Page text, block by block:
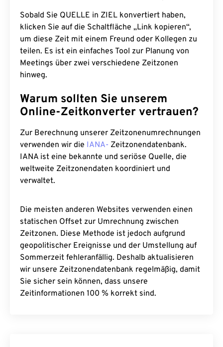
Sobald Sie QUELLE in ZIEL konvertiert haben,
klicken Sie auf die Schaltfläche „Link kopieren“,
um diese Zeit mit einem Freund oder Kollegen zu
teilen. Es ist ein einfaches Tool zur Planung von
Meetings über zwei verschiedene Zeitzonen
hinweg.
Warum sollten Sie unserem
Online-Zeitkonverter vertrauen?
Zur Berechnung unserer Zeitzonenumrechnungen
verwenden wir die IANA- Zeitzonendatenbank.
IANA ist eine bekannte und seriöse Quelle, die
weltweite Zeitzonendaten koordiniert und
verwaltet.
Die meisten anderen Websites verwenden einen
statischen Offset zur Umrechnung zwischen
Zeitzonen. Diese Methode ist jedoch aufgrund
geopolitischer Ereignisse und der Umstellung auf
Sommerzeit fehleranfällig. Deshalb aktualisieren
wir unsere Zeitzonendatenbank regelmäßig, damit
Sie sicher sein können, dass unsere
Zeitinformationen 100 % korrekt sind.